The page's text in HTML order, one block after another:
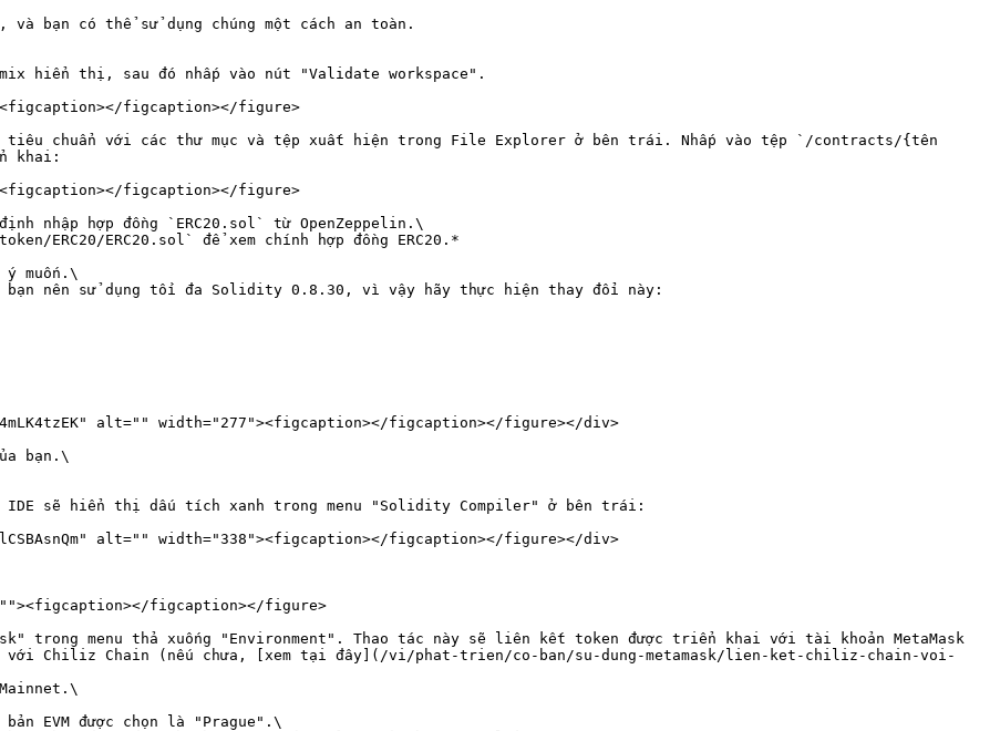
và bạn có thể sử dụng chúng một cách an toàn.
hiển thị, sau đó nhấp vào nút "Validate workspace".
figcaption></figure>
tiêu chuẩn với các thư mục và tệp xuất hiện trong File Explorer ở bên trái. Nhấp vào tệp `/contracts/{tên
khai:
figcaption></figure>
nhập hợp đồng `ERC20.sol` từ OpenZeppelin.\
ERC20/ERC20.sol` để xem chính hợp đồng ERC20.*
muốn.\
bạn nên sử dụng tối đa Solidity 0.8.30, vì vậy hãy thực hiện thay đổi này:
alt="" width="277"><figcaption></figcaption></figure></div>
bạn.\
IDE sẽ hiển thị dấu tích xanh trong menu "Solidity Compiler" ở bên trái:
alt="" width="338"><figcaption></figcaption></figure></div>
trong menu thả xuống "Environment". Thao tác này sẽ liên kết token được triển khai với tài khoản MetaMask
với Chiliz Chain (nếu chưa, [xem tại đây](/vi/phat-trien/co-ban/su-dung-metamask/lien-ket-chiliz-chain-voi-
EVM được chọn là "Prague".\